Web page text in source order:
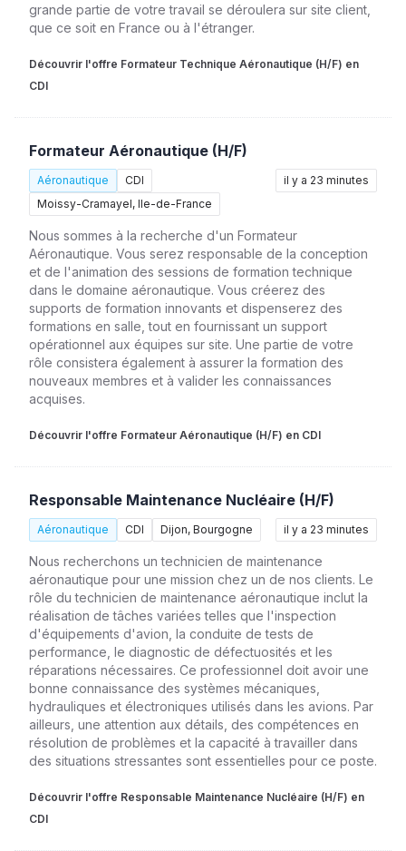
grande partie de votre travail se déroulera sur site client,
que ce soit en France ou à l'étranger.
Découvrir l'offre Formateur Technique Aéronautique (H/F) en
CDI
Formateur Aéronautique (H/F)
Aéronautique
CDI
Moissy-Cramayel, Ile-de-France
il y a 23 minutes
Nous sommes à la recherche d'un Formateur
Aéronautique. Vous serez responsable de la conception
et de l'animation des sessions de formation technique
dans le domaine aéronautique. Vous créerez des
supports de formation innovants et dispenserez des
formations en salle, tout en fournissant un support
opérationnel aux équipes sur site. Une partie de votre
rôle consistera également à assurer la formation des
nouveaux membres et à valider les connaissances
acquises.
Découvrir l'offre Formateur Aéronautique (H/F) en CDI
Responsable Maintenance Nucléaire (H/F)
Aéronautique CDI Dijon, Bourgogne il y a 23 minutes
Nous recherchons un technicien de maintenance
aéronautique pour une mission chez un de nos clients. Le
rôle du technicien de maintenance aéronautique inclut la
réalisation de tâches variées telles que l'inspection
d'équipements d'avion, la conduite de tests de
performance, le diagnostic de défectuosités et les
réparations nécessaires. Ce professionnel doit avoir une
bonne connaissance des systèmes mécaniques,
hydrauliques et électroniques utilisés dans les avions. Par
ailleurs, une attention aux détails, des compétences en
résolution de problèmes et la capacité à travailler dans
des situations stressantes sont essentielles pour ce poste.
Découvrir l'offre Responsable Maintenance Nucléaire (H/F) en
CDI